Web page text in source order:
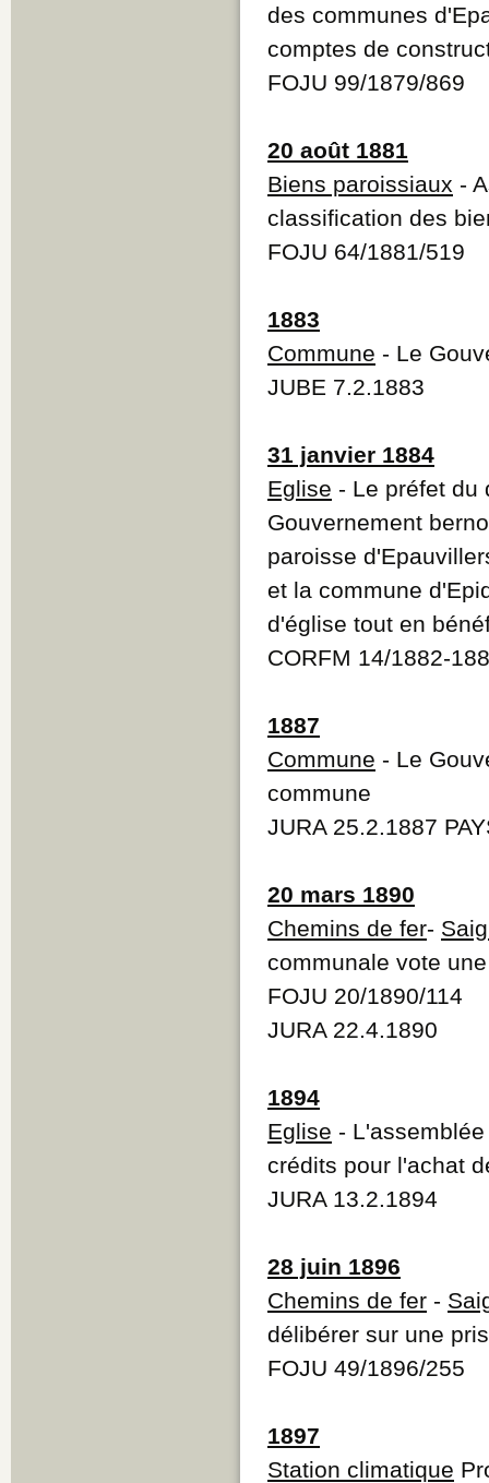
des communes
comptes de
FOJU 99/1879/869
20 août 1881
Biens paroissiaux -
classification des
FOJU 64/1881/519
1883
Commune - Le
JUBE 7.2.1883
31 janvier 1884
Eglise - Le préfet du
Gouvernement
paroisse
et la commune
d'église tout en
CORFM 14/1882-
1887
Commune - Le
commune
JURA 25.2.1887
20 mars 1890
Chemins de fer-
communale vote
FOJU 20/1890/114
JURA 22.4.1890
1894
Eglise -
crédits pour l'achat
JURA 13.2.1894
28 juin 1896
Chemins de fer -
délibérer sur une
FOJU 49/1896/255
1897
Station climatique